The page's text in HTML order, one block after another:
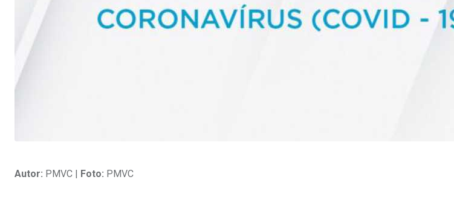
Autor: PMVC | Foto: PMVC